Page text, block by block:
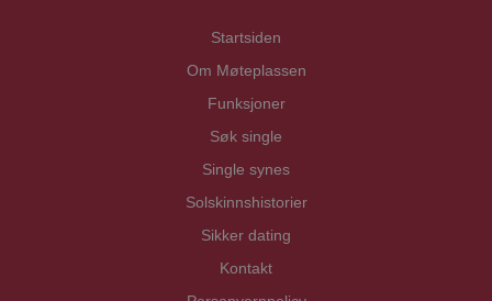
Startsiden
Om Møteplassen
Funksjoner
Søk single
Single synes
Solskinnshistorier
Sikker dating
Kontakt